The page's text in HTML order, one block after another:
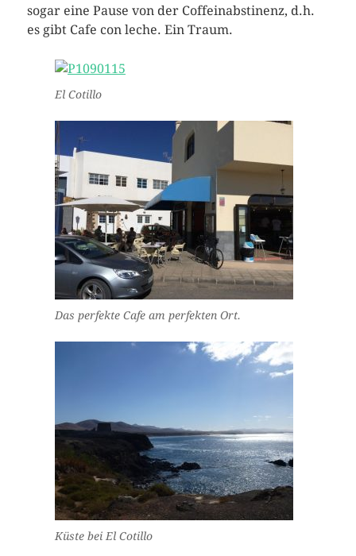
sogar eine Pause von der Coffeinabstinenz, d.h.
es gibt Cafe con leche. Ein Traum.
El Cotillo
Das perfekte Cafe am perfekten Ort.
Küste bei El Cotillo